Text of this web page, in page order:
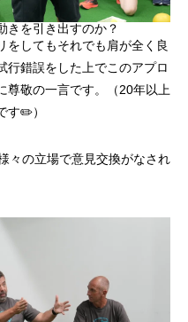
きを引き出すのか？
をしてもそれでも肩が全く良
行錯誤をした上でこのアプロ
尊敬の一言です。（20年以上
す✏️）
々の立場で意見交換がなされ